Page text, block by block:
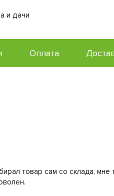
и дачи
Оплата
товар сам со склада, мне